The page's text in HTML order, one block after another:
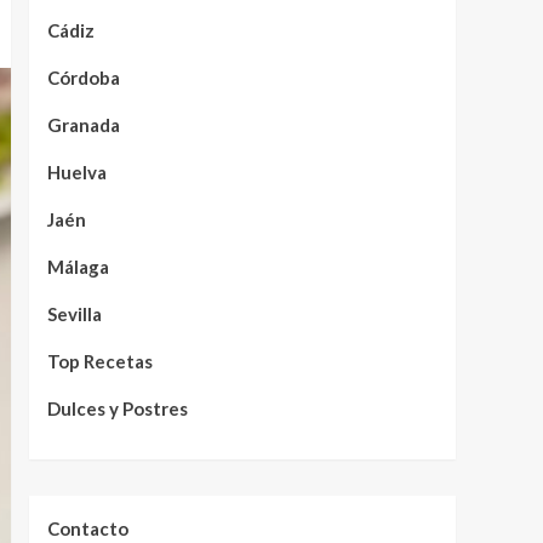
Cádiz
Córdoba
Granada
Huelva
Jaén
Málaga
Sevilla
Top Recetas
Dulces y Postres
Contacto